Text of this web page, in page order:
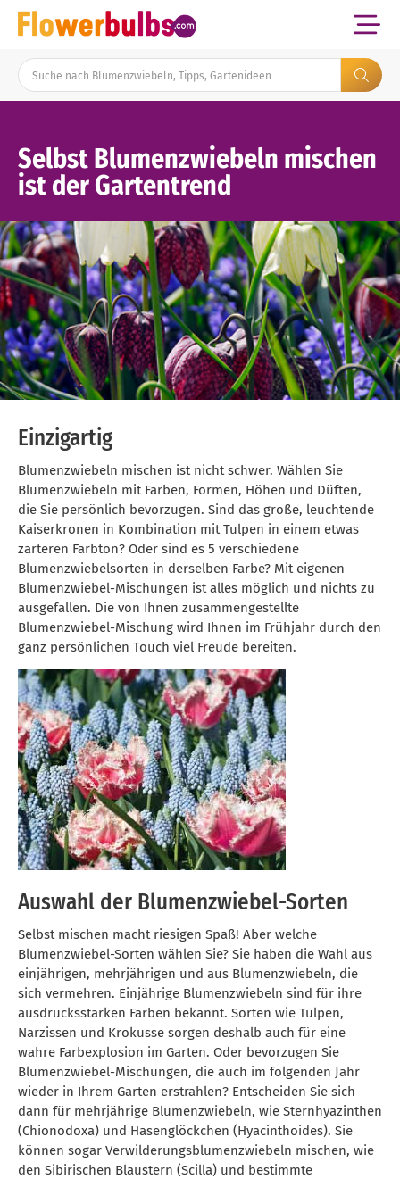
Selbst Blumenzwiebeln mischen
ist der Gartentrend
Einzigartig
Blumenzwiebeln mischen ist nicht schwer. Wählen Sie
Blumenzwiebeln mit Farben, Formen, Höhen und Düften,
die Sie persönlich bevorzugen. Sind das große, leuchtende
Kaiserkronen in Kombination mit Tulpen in einem etwas
zarteren Farbton? Oder sind es 5 verschiedene
Blumenzwiebelsorten in derselben Farbe? Mit eigenen
Blumenzwiebel-Mischungen ist alles möglich und nichts zu
ausgefallen. Die von Ihnen zusammengestellte
Blumenzwiebel-Mischung wird Ihnen im Frühjahr durch den
ganz persönlichen Touch viel Freude bereiten.
Auswahl der Blumenzwiebel-Sorten
Selbst mischen macht riesigen Spaß! Aber welche
Blumenzwiebel-Sorten wählen Sie? Sie haben die Wahl aus
einjährigen, mehrjährigen und aus Blumenzwiebeln, die
sich vermehren. Einjährige Blumenzwiebeln sind für ihre
ausdrucksstarken Farben bekannt. Sorten wie Tulpen,
Narzissen und Krokusse sorgen deshalb auch für eine
wahre Farbexplosion im Garten. Oder bevorzugen Sie
Blumenzwiebel-Mischungen, die auch im folgenden Jahr
wieder in Ihrem Garten erstrahlen? Entscheiden Sie sich
dann für mehrjährige Blumenzwiebeln, wie Sternhyazinthen
(Chionodoxa) und Hasenglöckchen (Hyacinthoides). Sie
können sogar Verwilderungsblumenzwiebeln mischen, wie
den Sibirischen Blaustern (Scilla) und bestimmte